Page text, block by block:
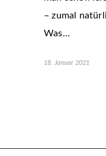
– zumal
Was…
18. Januar 2021